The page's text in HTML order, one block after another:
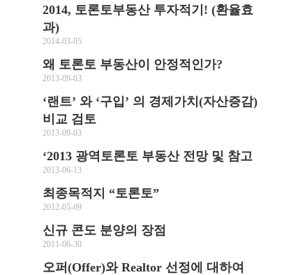
2014, 토론토부동산 투자적기! (환율효
과)
2014-03-05
왜 토론토 부동산이 안정적인가?
2013-09-03
‘랜트’ 와 ‘구입’ 의 경제가치(자산증감)
비교 검토
2013-09-03
‘2013 광역토론토 부동산 전망 및 참고
2013-06-13
최종목적지 “토론토”
2012-05-09
신규 콘도 분양의 장점
2011-06-30
오퍼(Offer)와 Realtor 선정에 대하여